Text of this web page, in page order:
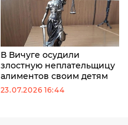
В Вичуге осудили
злостную неплательщицу
алиментов своим детям
23.07.2026 16:44